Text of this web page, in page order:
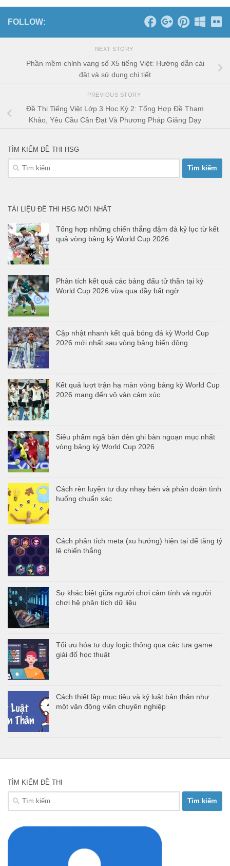
FOLLOW:
NEXT STORY
Phần mềm chỉnh vang số X5 tiếng Việt: Hướng dẫn cài
đặt và sử dụng chi tiết
PREVIOUS STORY
Đề Thi Tiếng Việt Lớp 3 Học Kỳ 2: Tổng Hợp Đề Tham
Khảo, Yêu Cầu Cần Đạt Và Phương Pháp Giảng Dạy
TÌM KIẾM ĐỀ THI HSG
Tìm
TÀI LIỆU ĐỀ THI HSG MỚI NHẤT
Tổng hợp những chiến thắng đậm đà kỷ lục từ kết
quả vòng bảng kỳ World Cup 2026
Phân tích kết quả các bảng đấu tử thần tại kỳ
World Cup 2026 vừa qua đầy bất ngờ
Cập nhật nhanh kết quả bóng đá kỳ World Cup
2026 mới nhất sau vòng bảng biến động
Kết quả lượt trận hạ màn vòng bảng kỳ World Cup
2026 mang đến vô vàn cảm xúc
Siêu phẩm ngả bàn đèn ghi bàn ngoạn mục nhất
vòng bảng kỳ World Cup 2026
Cách rèn luyện tư duy nhạy bén và phán đoán tình
huống chuẩn xác
Cách phân tích meta (xu hướng) hiện tại để tăng tỷ
lệ chiến thắng
Sự khác biệt giữa người chơi cảm tính và người
chơi hệ phân tích dữ liệu
Tối ưu hóa tư duy logic thông qua các tựa game
giải đố học thuật
Cách thiết lập mục tiêu và kỷ luật bản thân như
một vận động viên chuyên nghiệp
TÌM KIẾM ĐỀ THI
Tìm